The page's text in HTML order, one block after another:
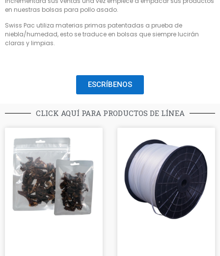
en nuestras bolsas para pollo asado.
Swiss Pac utiliza materias primas patentadas a prueba de
niebla/humedad, esto se traduce en bolsas que siempre lucirán
claras y limpias.
ESCRÍBENOS
CLICK AQUÍ PARA PRODUCTOS DE LÍNEA